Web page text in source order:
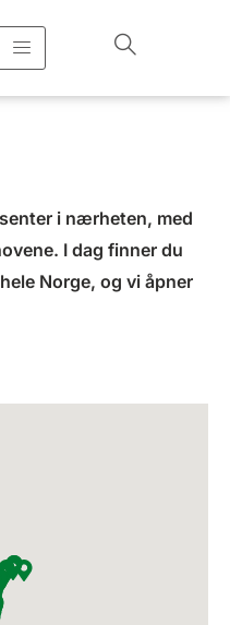
i nærheten, med
I dag finner du
Norge, og vi åpner